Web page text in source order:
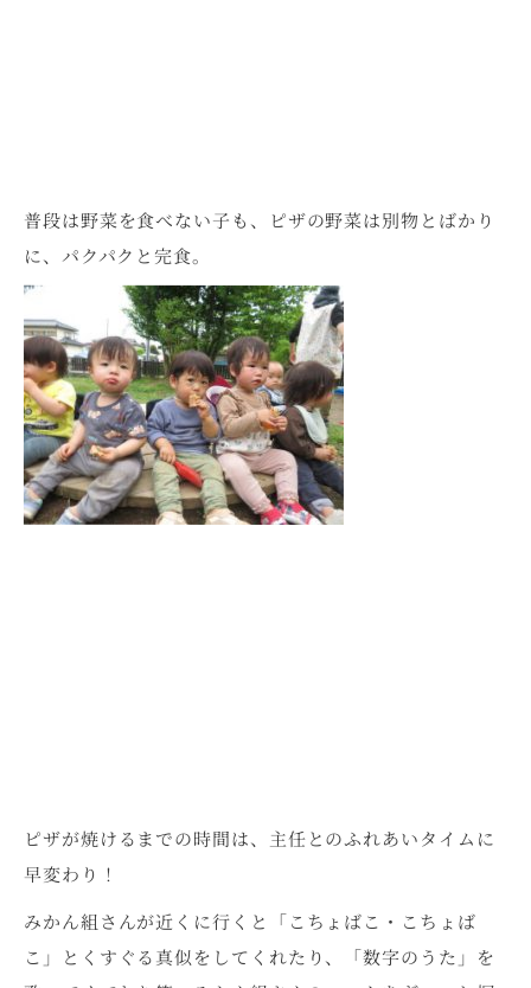
普段は野菜を食べない子も、ピザの野菜は別物とばかり
に、パクパクと完食。
ピザが焼けるまでの時間は、主任とのふれあいタイムに
早変わり！
みかん組さんが近くに行くと「こちょばこ・こちょば
こ」とくすぐる真似をしてくれたり、「数字のうた」を